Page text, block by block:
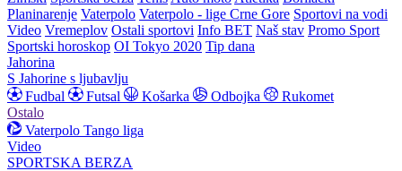
Planinarenje Vaterpolo Vaterpolo - lige Crne Gore Sportovi na vodi
Video Vremeplov Ostali sportovi Info BET Naš stav Promo Sport
Sportski horoskop OI Tokyo 2020 Tip dana
Jahorina
S Jahorine s ljubavlju
Fudbal
Futsal Košarka Odbojka
Rukomet
Ostalo
Vaterpolo Tango liga
Video
SPORTSKA BERZA